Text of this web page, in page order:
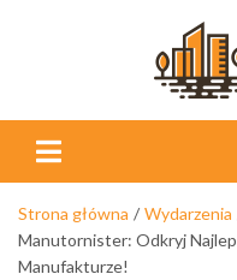
Strona główna
Wydarzenia
Manutornister: Odkryj
Manufakturze!